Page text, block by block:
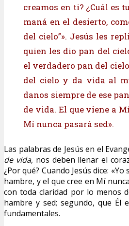
creamos en ti? ¿Cuál es
maná en el desierto,
del cielo”». Jesús les
quien les dio pan del
el verdadero pan del
del cielo y da vida al
danos siempre de ese
de vida. El que viene a
Mí nunca pasará sed».
Las palabras de Jesús en el
de vida, nos deben llenar el
¿Por qué? Cuando Jesús dice:
hambre, y el que cree en Mí
con toda claridad por lo menos
hambre y sed; segundo, que Él
fundamentales.